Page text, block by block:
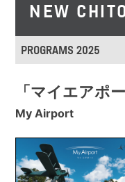
NEW
PROGRAMS 2025
「マイエアポ
My Airport